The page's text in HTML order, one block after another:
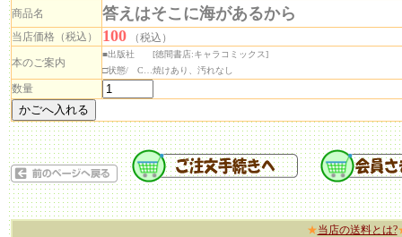
商品名
答えはそこに海があるから
当店価格（税込） 100
（税込）
本のご案内
■出版社 [徳間書店:キャラコミックス]
□状態/ C…焼けあり、汚れなし
数量
★当店の送料とは?